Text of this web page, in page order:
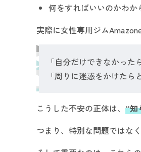
何をすればいいのかわか
実際に女性専用ジム
「自分だけできなかった
「周りに迷惑をかけたら
こうした不安の正体は、 “知
つまり、特別な問題ではなく